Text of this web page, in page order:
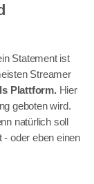
Statement ist
Streamer
Plattform.Hier
geboten wird.
natürlich soll
- oder eben einen